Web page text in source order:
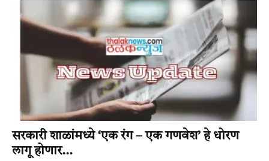
सरकारी शाळांमध्ये ‘एक रंग – एक गणवेश’ हे धोरण
लागू होणार...